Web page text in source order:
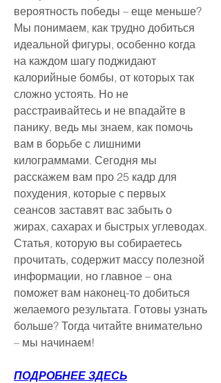
вероятность победы – еще меньше?
Мы понимаем, как трудно добиться
идеальной фигуры, особенно когда
на каждом шагу поджидают
калорийные бомбы, от которых так
сложно устоять. Но не
расстраивайтесь и не впадайте в
панику, ведь мы знаем, как помочь
вам в борьбе с лишними
килограммами. Сегодня мы
расскажем вам про 25 кадр для
похудения, которые с первых
сеансов заставят вас забыть о
жирах, сахарах и быстрых углеводах.
Статья, которую вы собираетесь
прочитать, содержит массу полезной
информации, но главное – она
поможет вам наконец-то добиться
желаемого результата. Готовы узнать
больше? Тогда читайте внимательно
– мы начинаем!
ПОДРОБНЕЕ ЗДЕСЬ